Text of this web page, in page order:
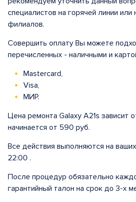
специалистов на горячей линии
филиалов.
Совершить оплату Вы можете
перечисленных - наличными и
Mastercard,
Visa,
МИР.
Цена ремонта Galaxy A21s зависит
начинается от 590 руб.
Все действия выполняются на
22:00 .
После процедур обязательно
гарантийный талон на срок до 3-х